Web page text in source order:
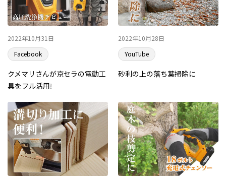
2022年10月31日
Facebook
クメマリさんが京セラの電動工
具をフル活用❕
2022年10月28日
YouTube
砂利の上の落ち葉掃除に